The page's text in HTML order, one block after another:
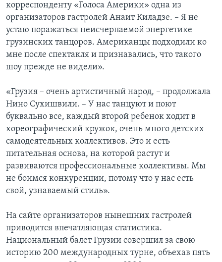
корреспонденту «Голоса Америки» одна из
организаторов гастролей Анаит Киладзе. – Я не
устаю поражаться неисчерпаемой энергетике
грузинских танцоров. Американцы подходили ко
мне после спектакля и признавались, что такого
шоу прежде не видели».
«Грузия – очень артистичный народ, – продолжала
Нино Сухишвили. – У нас танцуют и поют
буквально все, каждый второй ребенок ходит в
хореографический кружок, очень много детских
самодеятельных коллективов. Это и есть
питательная основа, на которой растут и
развиваются профессиональные коллективы. Мы
не боимся конкуренции, потому что у нас есть
свой, узнаваемый стиль».
На сайте организаторов нынешних гастролей
приводится впечатляющая статистика.
Национальный балет Грузии совершил за свою
историю 200 международных турне, объехав пять